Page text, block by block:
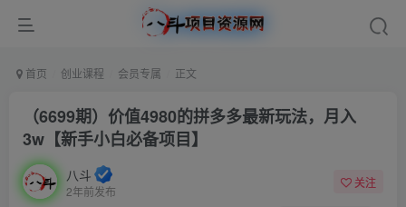
首页 创业课程 会员专属 正文
（6699期）价值4980的拼多多最新玩法，月入
3w【新手小白必备项目】
八斗
2年前发布
关注